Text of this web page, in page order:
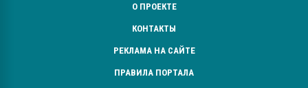
О ПРОЕКТЕ
КОНТАКТЫ
РЕКЛАМА НА САЙТЕ
ПРАВИЛА ПОРТАЛА